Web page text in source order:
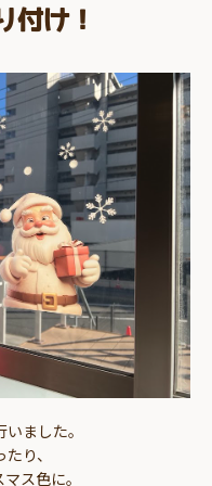
付け！
ました。
り、
ス色に。